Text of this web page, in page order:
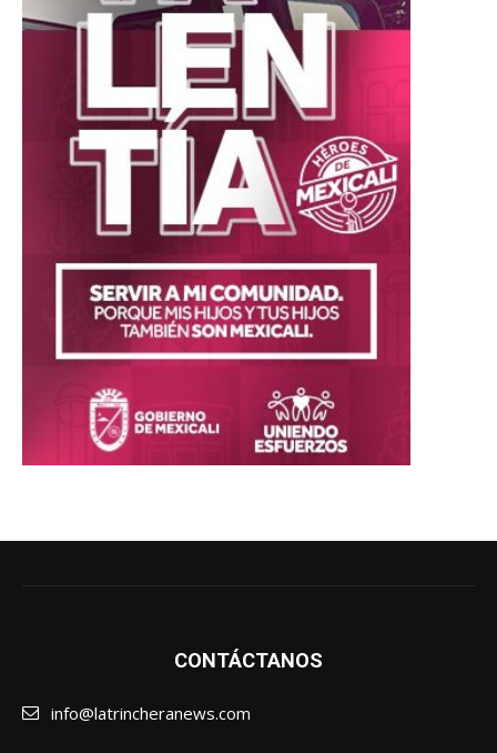
CONTÁCTANOS
info@latrincheranews.com